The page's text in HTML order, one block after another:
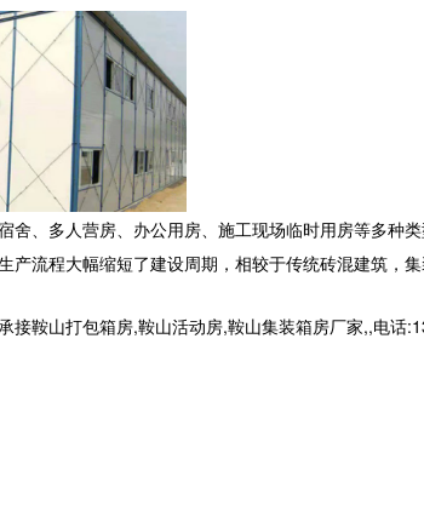
、多人营房、办公用房、施工现场临时用房等多种
流程大幅缩短了建设周期，相较于传统砖混建筑，
鞍山打包箱房,鞍山活动房,鞍山集装箱房厂家,,电话